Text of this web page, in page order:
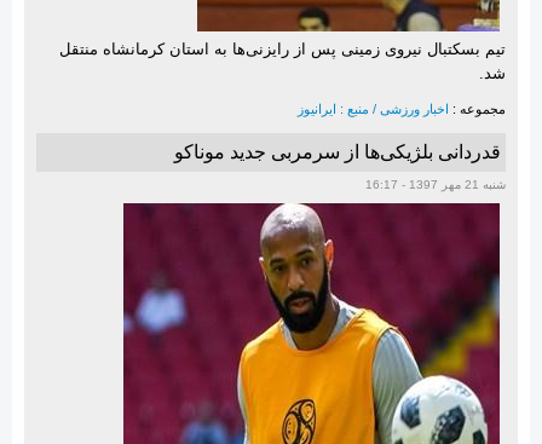
تیم بسکتبال نیروی زمینی پس از رایزنی‌ها به استان کرمانشاه منتقل
شد.
مجموعه : اخبار ورزشی / منبع : ایرانیوز
قدردانی بلژیکی‌ها از سرمربی جدید موناکو
شنبه 21 مهر 1397 - 16:17